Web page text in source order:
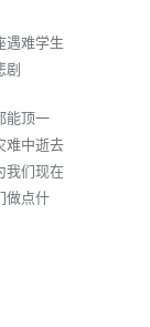
遇难学生
剧
能顶一
难中逝去
我们现在
做点什